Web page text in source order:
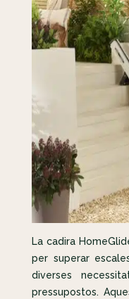
La cadira
per superar
diverses
pressupostos.